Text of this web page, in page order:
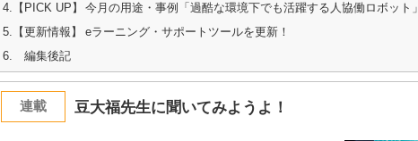
4.【PICK UP】
今月の用途・事例「過酷な環境下でも活躍する人協働ロボット」
5.【更新情報】
eラーニング・サポートツールを更新！
6. 編集後記
連載 豆大福先生に聞いてみようよ！